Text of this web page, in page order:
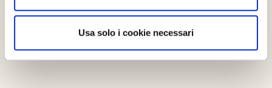
Usa solo i cookie necessari